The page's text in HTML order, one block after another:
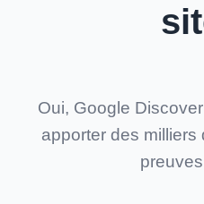
Oui, Google
apporter des milliers